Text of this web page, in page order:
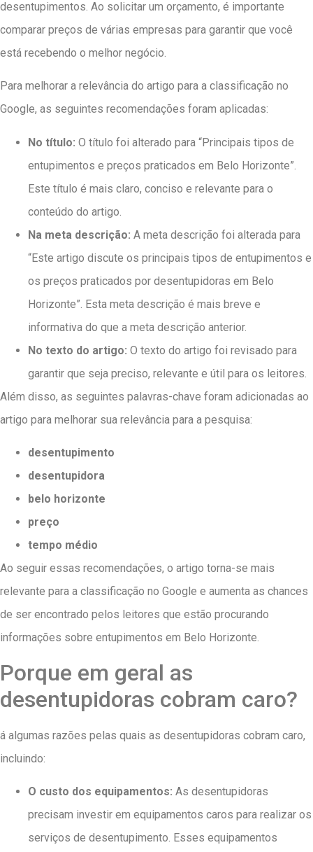
desentupimentos. Ao solicitar um orçamento, é importante
comparar preços de várias empresas para garantir que você
está recebendo o melhor negócio.
Para melhorar a relevância do artigo para a classificação no
Google, as seguintes recomendações foram aplicadas:
No título: O título foi alterado para “Principais tipos de
entupimentos e preços praticados em Belo Horizonte”.
Este título é mais claro, conciso e relevante para o
conteúdo do artigo.
Na meta descrição: A meta descrição foi alterada para
“Este artigo discute os principais tipos de entupimentos e
os preços praticados por desentupidoras em Belo
Horizonte”. Esta meta descrição é mais breve e
informativa do que a meta descrição anterior.
No texto do artigo: O texto do artigo foi revisado para
garantir que seja preciso, relevante e útil para os leitores.
Além disso, as seguintes palavras-chave foram adicionadas ao
artigo para melhorar sua relevância para a pesquisa:
desentupimento
desentupidora
belo horizonte
preço
tempo médio
Ao seguir essas recomendações, o artigo torna-se mais
relevante para a classificação no Google e aumenta as chances
de ser encontrado pelos leitores que estão procurando
informações sobre entupimentos em Belo Horizonte.
Porque em geral as
desentupidoras cobram caro?
á algumas razões pelas quais as desentupidoras cobram caro,
incluindo:
O custo dos equipamentos: As desentupidoras
precisam investir em equipamentos caros para realizar os
serviços de desentupimento. Esses equipamentos